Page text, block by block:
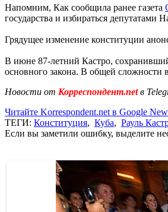
Напомним, Как сообщила ранее газета
государства и избираться депутатами
Грядущее изменение конституции
В июне 87-летний Кастро,
основного закона. В общей сложности
Новости от Корреспондент.netв
Читайте Korrespondent.net в Google
ТЕГИ: Конституция, Куба, Рауль
Если вы заметили ошибку, выделите